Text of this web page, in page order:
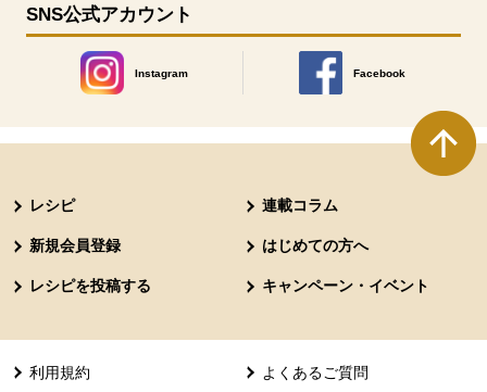
SNS公式アカウント
Instagram
別のウィンドウで開きます。
Facebook
別のウィンドウで開きます
レシピ 連載コラム
新規会員登録 はじめての方へ
レシピを投稿する キャンペーン・イベント
利用規約 よくあるご質問